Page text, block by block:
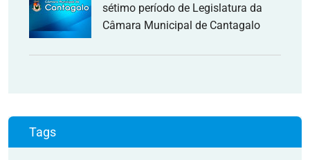
sétimo período de Legislatura da
Câmara Municipal de Cantagalo
Tags